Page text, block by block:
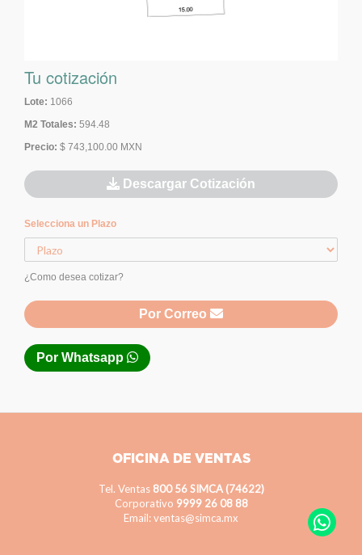
Tu cotización
Lote: 1066
M2 Totales: 594.48
Precio: $ 743,100.00 MXN
Descargar Cotización
Selecciona un Plazo
¿Como desea cotizar?
Por Correo
Por Whatsapp
OFICINA DE VENTAS
Tel. Ventas 800 56 SIMCA (74622)
Corporativo 9999 26 08 88
Email: ventas@simca.mx